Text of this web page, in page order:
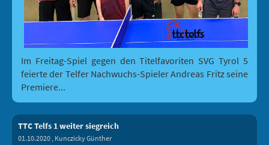
Im Freitag-Spiel gegen den Titelfavoriten SVG Tyrol 5
feierte der Telfer Nachwuchs-Spieler Andreas Fritz seine
Premiere...
TTC Telfs 1 weiter siegreich
01.10.2020 , Kunczicky Günther